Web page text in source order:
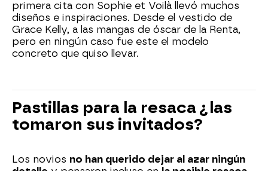
primera cita con Sophie et Voilà llevó muchos
diseños e inspiraciones. Desde el vestido de
Grace Kelly, a las mangas de óscar de la Renta,
pero en ningún caso fue este el modelo
concreto que quiso llevar.
Pastillas para la resaca ¿las
tomaron sus invitados?
Los novios no han querido dejar al azar ningún